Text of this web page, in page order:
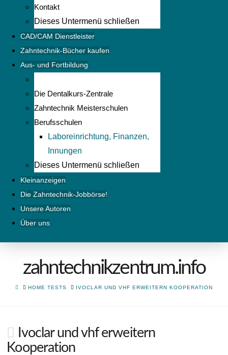
Kontakt
Dieses Untermenü schließen
CAD/CAM Dienstleister
Zahntechnik-Bücher kaufen
Aus- und Fortbildung
Die Dentalkurs-Zentrale
Zahntechnik Meisterschulen
Berufsschulen
Laboreinrichtung, Finanzen,
Innungen
Dieses Untermenü schließen
Kleinanzeigen
Die Zahntechnik-Jobbörse!
Unsere Autoren
Über uns
zahntechnikzentrum.info
HOMEHOME TESTS IVOCLAR UND VHF ERWEITERN KOOPERATION
Ivoclar und vhf erweitern
Kooperation